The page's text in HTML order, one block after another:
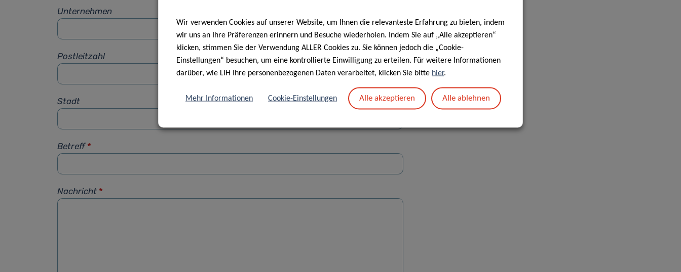
Unternehmen
Postleitzahl Straße
Stadt
Betreff *
Nachricht *
Wir verwenden Cookies auf unserer Website, um Ihnen die relevanteste Erfahrung zu bieten, indem
wir uns an Ihre Präferenzen erinnern und Besuche wiederholen. Indem Sie auf „Alle akzeptieren“
klicken, stimmen Sie der Verwendung ALLER Cookies zu. Sie können jedoch die „Cookie-
Einstellungen“ besuchen, um eine kontrollierte Einwilligung zu erteilen. Für weitere Informationen
darüber, wie LIH Ihre personenbezogenen Daten verarbeitet, klicken Sie bitte hier.
Mehr Informationen Cookie-Einstellungen Alle akzeptieren Alle ablehnen